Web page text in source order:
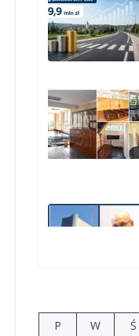
P
W Ś